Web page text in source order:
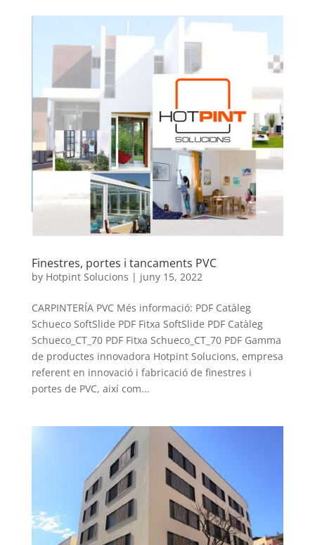
Finestres, portes i tancaments PVC
by Hotpint Solucions | juny 15, 2022
CARPINTERÍA PVC Més informació: PDF Catàleg
Schueco SoftSlide PDF Fitxa SoftSlide PDF Catàleg
Schueco_CT_70 PDF Fitxa Schueco_CT_70 PDF Gamma
de productes innovadora Hotpint Solucions, empresa
referent en innovació i fabricació de finestres i
portes de PVC, així com...